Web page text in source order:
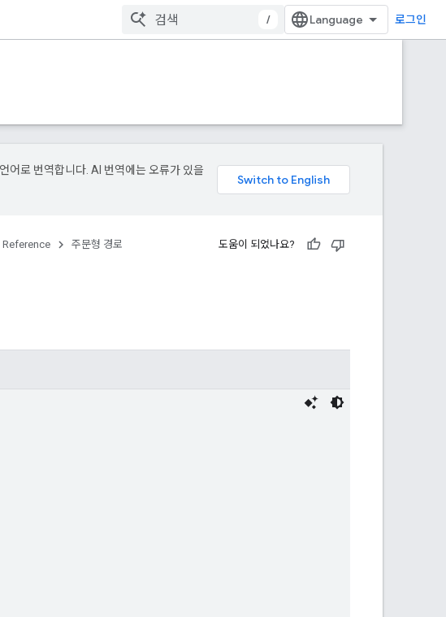
/ 로그인
어로 번역합니다. AI 번역에는 오류가 있을
Reference 주문형 경로 도움이 되었나요?